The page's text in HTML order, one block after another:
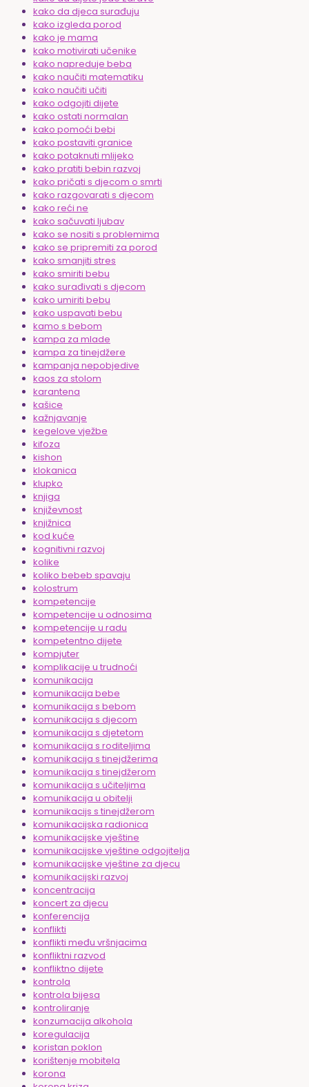
kako da djeca surađuju
kako izgleda porod
kako je mama
kako motivirati učenike
kako napreduje beba
kako naučiti matematiku
kako naučiti učiti
kako odgojiti dijete
kako ostati normalan
kako pomoći bebi
kako postaviti granice
kako potaknuti mlijeko
kako pratiti bebin razvoj
kako pričati s djecom o smrti
kako razgovarati s djecom
kako reći ne
kako sačuvati ljubav
kako se nositi s problemima
kako se pripremiti za porod
kako smanjiti stres
kako smiriti bebu
kako surađivati s djecom
kako umiriti bebu
kako uspavati bebu
kamo s bebom
kampa za mlade
kampa za tinejdžere
kampanja nepobjedive
kaos za stolom
karantena
kašice
kažnjavanje
kegelove vježbe
kifoza
kishon
klokanica
klupko
knjiga
književnost
knjižnica
kod kuće
kognitivni razvoj
kolike
koliko bebeb spavaju
kolostrum
kompetencije
kompetencije u odnosima
kompetencije u radu
kompetentno dijete
kompjuter
komplikacije u trudnoći
komunikacija
komunikacija bebe
komunikacija s bebom
komunikacija s djecom
komunikacija s djetetom
komunikacija s roditeljima
komunikacija s tinejdžerima
komunikacija s tinejdžerom
komunikacija s učiteljima
komunikacija u obitelji
komunikacijs s tinejdžerom
komunikacijska radionica
komunikacijske vještine
komunikacijske vještine odgojitelja
komunikacijske vještine za djecu
komunikacijski razvoj
koncentracija
koncert za djecu
konferencija
konflikti
konflikti među vršnjacima
konfliktni razvod
konfliktno dijete
kontrola
kontrola bijesa
kontroliranje
konzumacija alkohola
koregulacija
koristan poklon
korištenje mobitela
korona